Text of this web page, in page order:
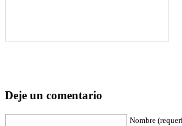
Deje un comentario
Nombre